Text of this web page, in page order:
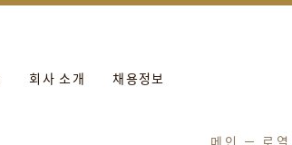
회사 소개 채용정보
more
메인 로